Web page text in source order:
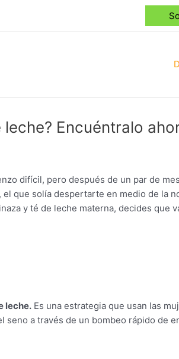
Encuéntralo
difícil, pero después de un par de
que solía despertarte en medio de la
y té de leche materna, decides que
leche. Es una estrategia que usan las
a través de un bombeo rápido de